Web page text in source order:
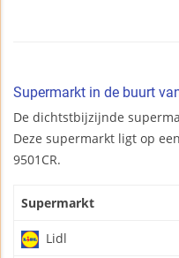
Supermarkt in de buurt
De dichtstbijzijnde
Deze supermarkt ligt op
9501CR.
Supermarkt
Lidl